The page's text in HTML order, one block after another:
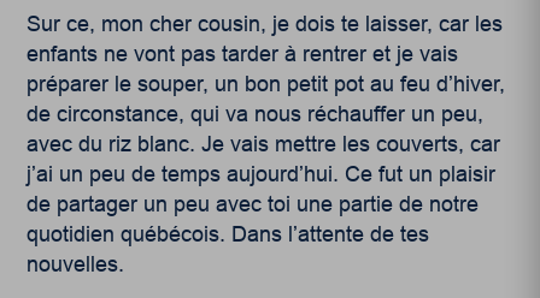
Sur ce, mon cher cousin, je dois te laisser, car les
enfants ne vont pas tarder à rentrer et je vais
préparer le souper, un bon petit pot au feu d’hiver,
de circonstance, qui va nous réchauffer un peu,
avec du riz blanc. Je vais mettre les couverts, car
j’ai un peu de temps aujourd’hui. Ce fut un plaisir
de partager un peu avec toi une partie de notre
quotidien québécois. Dans l’attente de tes
nouvelles.